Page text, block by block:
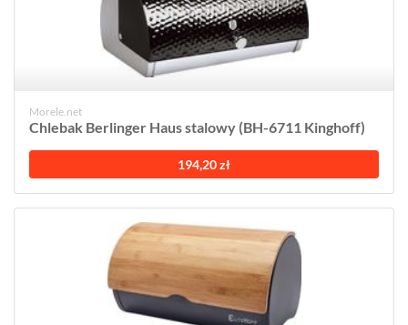
Morele.net
Chlebak Berlinger Haus stalowy (BH-6711 Kinghoff)
194,20 zł